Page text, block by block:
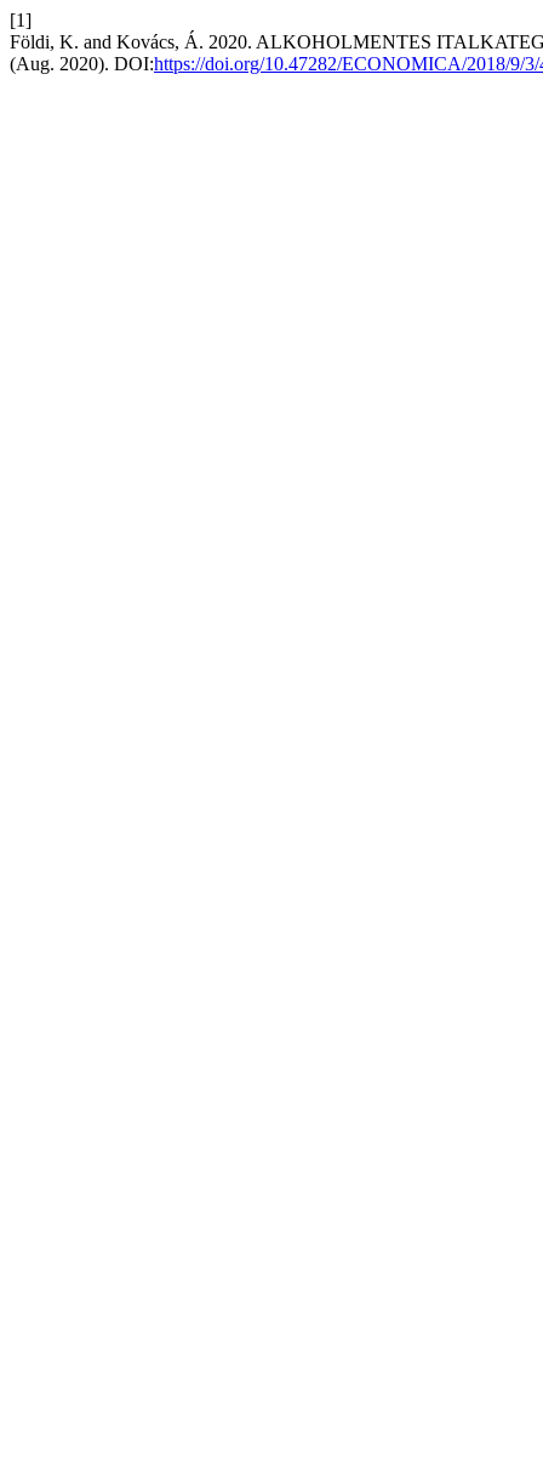
[1]
Földi, K. and Kovács, Á. 2020. ALKOHOLMENTES
(Aug. 2020). DOI:https://doi.org/10.47282/ECONOMICA/2018/9/3/